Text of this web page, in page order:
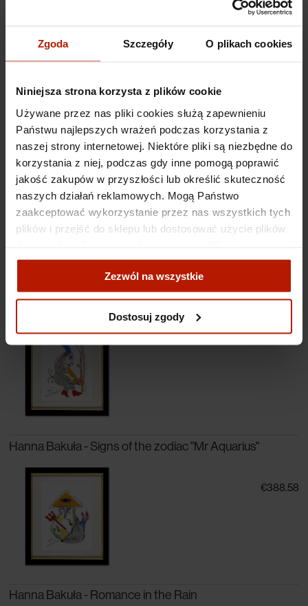
Zgoda Szczegóły O plikach cookies
Niniejsza strona korzysta z plików cookie
Używane przez nas pliki cookies służą zapewnieniu
Państwu najlepszych wrażeń podczas korzystania z
naszej strony internetowej. Niektóre pliki są niezbędne do
korzystania z niej, podczas gdy inne pomogą poprawić
jakość zakupów w przyszłości lub określić skuteczność
naszych działań reklamowych. Mogą Państwo
zaakceptować wykorzystanie przez nas wszystkich tych
plików i przejść do sklepu lub dostosować użycie plików
zgody".
Więcej o plikach cookies przeczytasz w naszej Polityce
Zezwól na wszystkie
Dostosuj zgody
€457.56
Hanna Bakuła - Signs of the zodiac "Lady Aquarius"
Hanna Bakuła - Signs of the zodiac "Lady Capricorn"
Hanna Bakuła - Signs of the zodiac "Mr Aquarius"
€388.58
Hanna Bakuła - Romance in the Rain